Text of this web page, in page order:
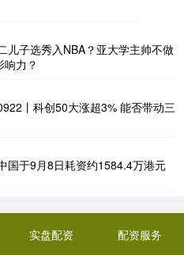
儿子选秀入NBA？亚大学主帅不做
力？
丨科创50大涨超3% 能否带动三
国于9月8日耗资约1584.4万港元
实盘配资 配资服务